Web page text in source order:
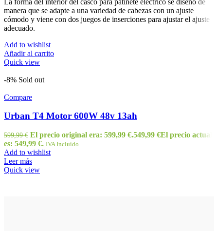
manera que se adapte a una variedad de cabezas con un ajuste
cómodo y viene con dos juegos de inserciones para ajustar el ajuste
adecuado.
Add to wishlist
Añadir al carrito
Quick view
-8% Sold out
Compare
Urban T4 Motor 600W 48v 13ah
599,99€ El precio original era: 599,99 €.549,99 €El precio actual
es: 549,99 €. IVA Incluido
Add to wishlist
Leer más
Quick view